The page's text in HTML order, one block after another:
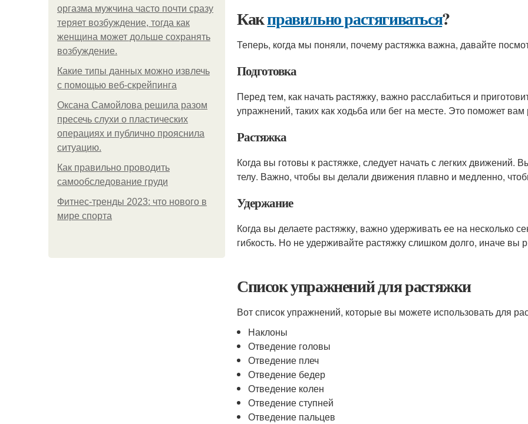
оргазма мужчина часто почти сразу
теряет возбуждение, тогда как
женщина может дольше сохранять
возбуждение.
Какие типы данных можно извлечь
с помощью веб-скрейпинга
Оксана Самойлова решила разом
пресечь слухи о пластических
операциях и публично прояснила
ситуацию.
Как правильно проводить
самообследование груди
Фитнес-тренды 2023: что нового в
мире спорта
Какправильно растягиваться?
Теперь, когда мы поняли, почему растяжка важна, давайте
Подготовка
Перед тем, как начать растяжку, важно расслабиться и
упражнений, таких как ходьба или бег на месте. Это поможет вам
Растяжка
Когда вы готовы к растяжке, следует начать с легких движений.
телу. Важно, чтобы вы делали движения плавно и медленно,
Удержание
Когда вы делаете растяжку, важно удерживать ее на несколько
гибкость. Но не удерживайте растяжку слишком долго, иначе вы
Список упражнений для растяжки
Вот список упражнений, которые вы можете использовать для
Наклоны
Отведение головы
Отведение плеч
Отведение бедер
Отведение колен
Отведение ступней
Отведение пальцев